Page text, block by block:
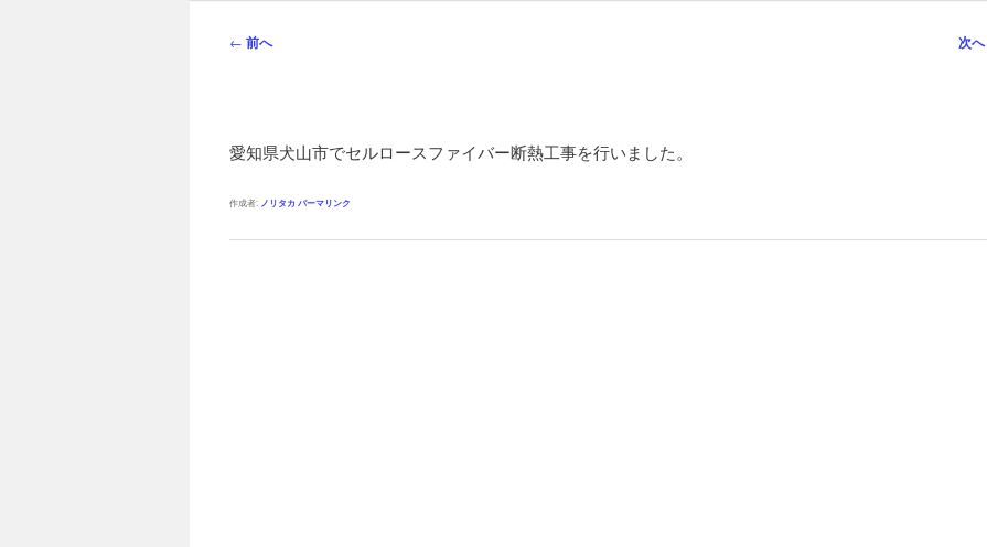
ン
投
ゲ
シ
← 前へ 次へ
愛知県犬山市でセルロースファイバー断熱工事を行いました。
作成者: ノリタカ パーマリンク